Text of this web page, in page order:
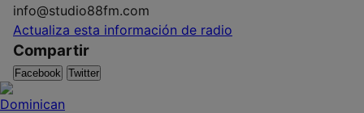
info@studio88fm.com
Actualiza esta información de radio
Compartir
Facebook Twitter